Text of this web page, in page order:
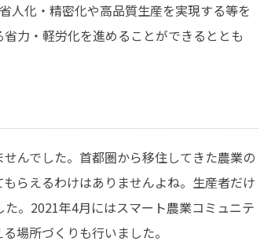
人化・精密化や高品質生産を実現する等を
力・軽労化を進めることができるととも
んでした。首都圏から移住してきた農業の
らえるわけはありませんよね。生産者だけ
。2021年4月にはスマート農業コミュニテ
場所づくりも行いました。